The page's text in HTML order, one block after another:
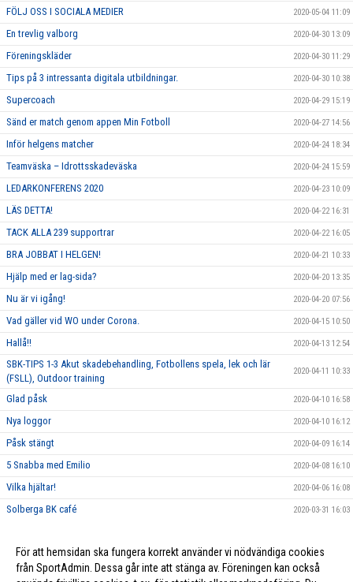
FÖLJ OSS I SOCIALA MEDIER 2020-05-04 11:09
En trevlig valborg 2020-04-30 13:09
Föreningskläder 2020-04-30 11:29
Tips på 3 intressanta digitala utbildningar. 2020-04-30 10:38
Supercoach 2020-04-29 15:19
Sänd er match genom appen Min Fotboll 2020-04-27 14:56
Inför helgens matcher 2020-04-24 18:34
Teamväska – Idrottsskadeväska 2020-04-24 15:59
LEDARKONFERENS 2020 2020-04-23 10:09
LÄS DETTA! 2020-04-22 16:31
TACK ALLA 239 supportrar 2020-04-22 16:05
BRA JOBBAT I HELGEN! 2020-04-21 10:33
Hjälp med er lag-sida? 2020-04-20 13:35
Nu är vi igång! 2020-04-20 07:56
Vad gäller vid WO under Corona. 2020-04-15 10:50
Hallå!! 2020-04-13 12:54
SBK-TIPS 1-3 Akut skadebehandling, Fotbollens spela, lek och lär
(FSLL), Outdoor training
2020-04-11 10:33
Glad påsk 2020-04-10 16:58
Nya loggor 2020-04-10 16:12
Påsk stängt 2020-04-09 16:14
5 Snabba med Emilio 2020-04-08 16:10
Vilka hjältar! 2020-04-06 16:08
Solberga BK café 2020-03-31 16:03
PåsklovsCamp på Solberga BP 2020-01-06 12:20
För att hemsidan ska fungera korrekt använder vi nödvändiga cookies
från SportAdmin. Dessa går inte att stänga av. Föreningen kan också